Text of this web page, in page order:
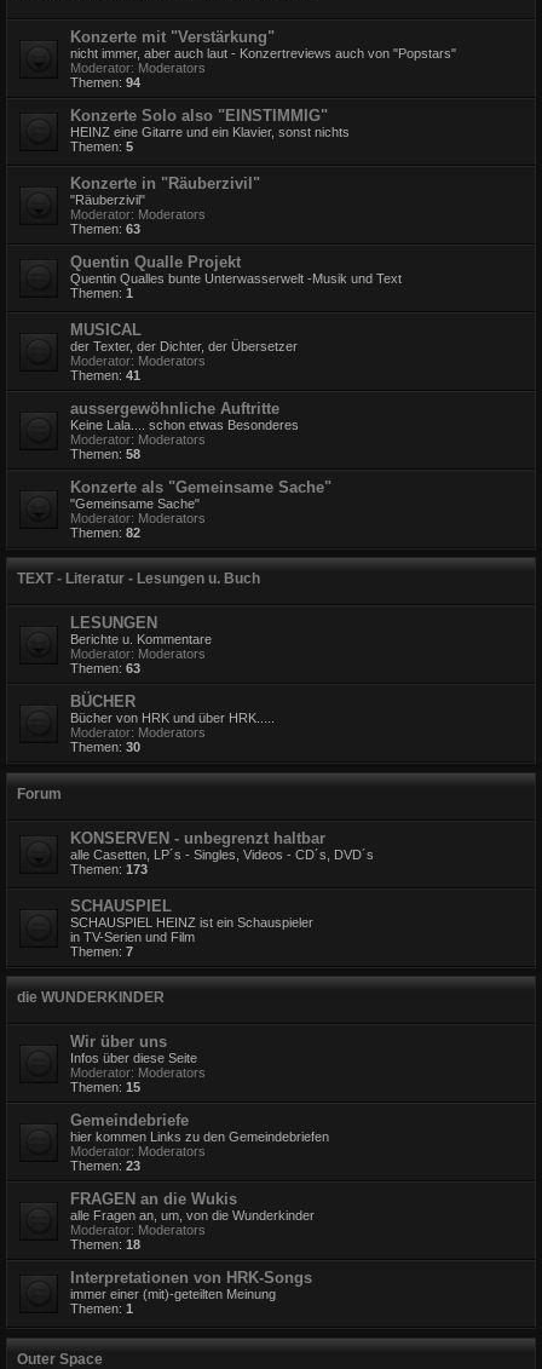
Konzerte mit "Verstärkung"
nicht immer, aber auch laut - Konzertreviews auch von "Popstars"
Moderator: Moderators
Themen: 94
Konzerte Solo also "EINSTIMMIG"
HEINZ eine Gitarre und ein Klavier, sonst nichts
Themen: 5
Konzerte in "Räuberzivil"
"Räuberzivil"
Moderator: Moderators
Themen: 63
Quentin Qualle Projekt
Quentin Qualles bunte Unterwasserwelt -Musik und Text
Themen: 1
MUSICAL
der Texter, der Dichter, der Übersetzer
Moderator: Moderators
Themen: 41
aussergewöhnliche Auftritte
Keine Lala.... schon etwas Besonderes
Moderator: Moderators
Themen: 58
Konzerte als "Gemeinsame Sache"
"Gemeinsame Sache"
Moderator: Moderators
Themen: 82
TEXT - Literatur - Lesungen u. Buch
LESUNGEN
Berichte u. Kommentare
Moderator: Moderators
Themen: 63
BÜCHER
Bücher von HRK und über HRK.....
Moderator: Moderators
Themen: 30
Forum
KONSERVEN - unbegrenzt haltbar
alle Casetten, LP´s - Singles, Videos - CD´s, DVD´s
Themen: 173
SCHAUSPIEL
SCHAUSPIEL HEINZ ist ein Schauspieler
in TV-Serien und Film
Themen: 7
die WUNDERKINDER
Wir über uns
Infos über diese Seite
Moderator: Moderators
Themen: 15
Gemeindebriefe
hier kommen Links zu den Gemeindebriefen
Moderator: Moderators
Themen: 23
FRAGEN an die Wukis
alle Fragen an, um, von die Wunderkinder
Moderator: Moderators
Themen: 18
Interpretationen von HRK-Songs
immer einer (mit)-geteilten Meinung
Themen: 1
Outer Space